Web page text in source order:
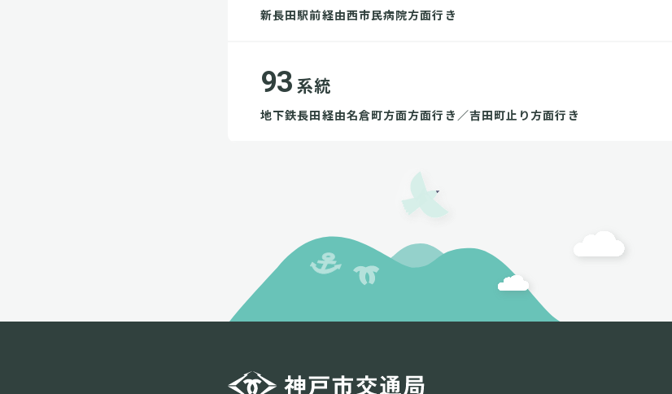
新長田駅前経由西市民病院方面行き
93 系統
地下鉄長田経由名倉町方面方面行き／吉田町止り方面行き